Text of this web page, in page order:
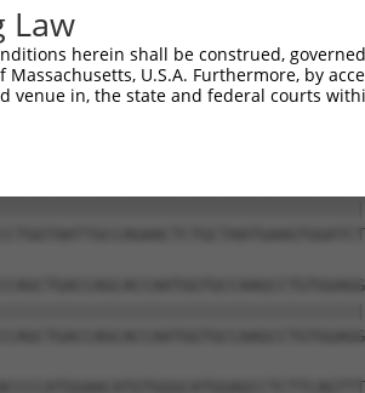
Law
herein shall be construed,
Massachusetts, U.S.A. Furthermore, by
venue in, the state and federal courts